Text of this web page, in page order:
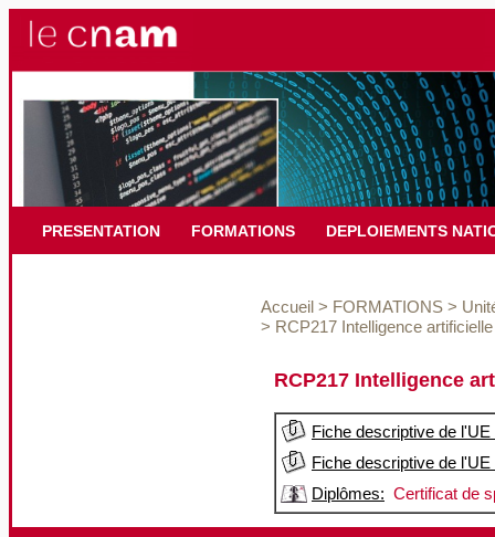
PRESENTATION FORMATIONS DEPLOIEMENTS
Accueil > FORMATIONS >
> RCP217 Intelligence
RCP217 Intelligence
Fiche descriptive de
Fiche descriptive de l'UE
Diplômes: Certificat de